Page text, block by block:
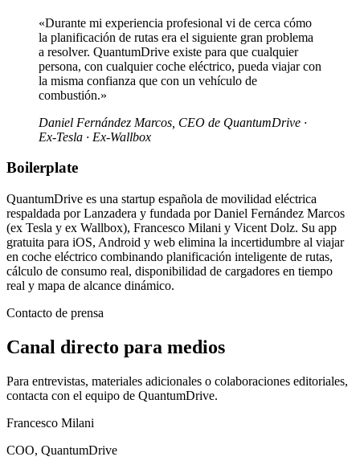
«Durante mi experiencia profesional vi de cerca cómo
la planificación de rutas era el siguiente gran problema
a resolver. QuantumDrive existe para que cualquier
persona, con cualquier coche eléctrico, pueda viajar con
la misma confianza que con un vehículo de
combustión.»
Daniel Fernández Marcos, CEO de QuantumDrive ·
Ex-Tesla · Ex-Wallbox
Boilerplate
QuantumDrive es una startup española de movilidad eléctrica
respaldada por Lanzadera y fundada por Daniel Fernández Marcos
(ex Tesla y ex Wallbox), Francesco Milani y Vicent Dolz. Su app
gratuita para iOS, Android y web elimina la incertidumbre al viajar
en coche eléctrico combinando planificación inteligente de rutas,
cálculo de consumo real, disponibilidad de cargadores en tiempo
real y mapa de alcance dinámico.
Contacto de prensa
Canal directo para medios
Para entrevistas, materiales adicionales o colaboraciones editoriales,
contacta con el equipo de QuantumDrive.
Francesco Milani
COO, QuantumDrive